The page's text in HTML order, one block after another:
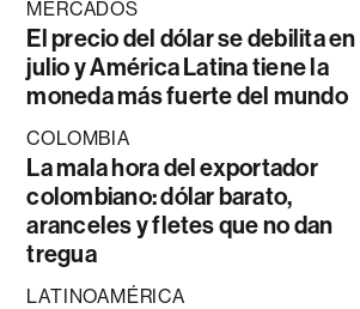
MERCADOS
El precio del dólar se debilita en
julio y América Latina tiene la
moneda más fuerte del mundo
COLOMBIA
La mala hora del exportador
colombiano: dólar barato,
aranceles y fletes que no dan
tregua
LATINOAMÉRICA